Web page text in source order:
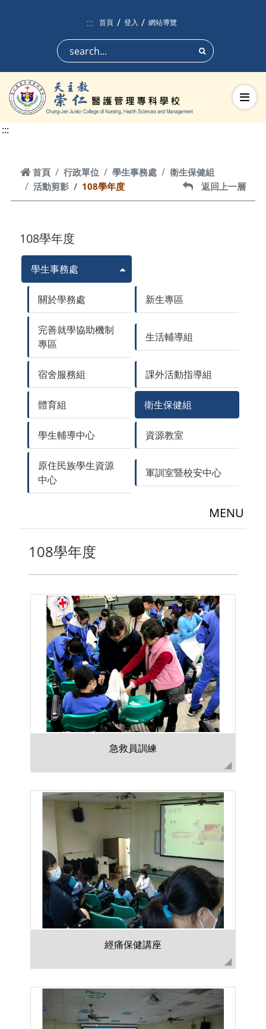
:::
首頁 登入 網站導覽
搜尋
切換
:::
首頁
首頁 行政單位 學生事務處
衛生保健組
活動剪影
108學年度 返回上一層
返回上一層
108學年度
學生事務處
關於學務處 新生專區
完善就學協助機制
專區
生活輔導組
宿舍服務組 課外活動指導組
體育組 衛生保健組
學生輔導中心 資源教室
原住民族學生資源
中心
軍訓室暨校安中心
MENU
108學年度
急救員訓練
經痛保健講座